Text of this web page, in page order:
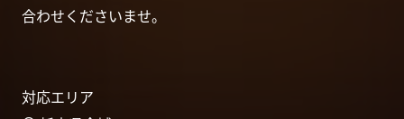
合わせくださいませ。
対応エリア